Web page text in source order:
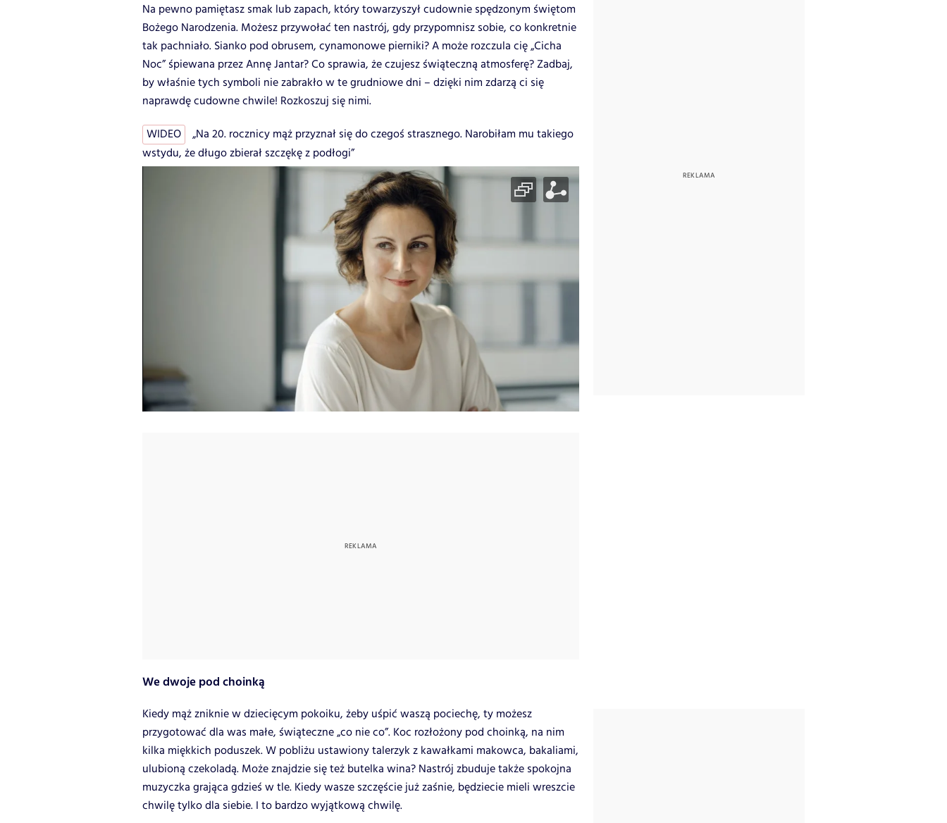
Na pewno pamiętasz smak lub zapach, który towarzyszył cudownie spędzonym świętom
Bożego Narodzenia. Możesz przywołać ten nastrój, gdy przypomnisz sobie, co konkretnie
tak pachniało. Sianko pod obrusem, cynamonowe pierniki? A może rozczula cię „Cicha
Noc” śpiewana przez Annę Jantar? Co sprawia, że czujesz świąteczną atmosferę? Zadbaj,
by właśnie tych symboli nie zabrakło w te grudniowe dni – dzięki nim zdarzą ci się
naprawdę cudowne chwile! Rozkoszuj się nimi.
WIDEO
„Na 20. rocznicy mąż przyznał się do czegoś strasznego. Narobiłam mu takiego
wstydu, że długo zbierał szczękę z podłogi”
We dwoje pod choinką
Kiedy mąż zniknie w dziecięcym pokoiku, żeby uśpić waszą pociechę, ty możesz
przygotować dla was małe, świąteczne „co nie co”. Koc rozłożony pod choinką, na nim
kilka miękkich poduszek. W pobliżu ustawiony talerzyk z kawałkami makowca, bakaliami,
ulubioną czekoladą. Może znajdzie się też butelka wina? Nastrój zbuduje także spokojna
muzyczka grająca gdzieś w tle. Kiedy wasze szczęście już zaśnie, będziecie mieli wreszcie
chwilę tylko dla siebie. I to bardzo wyjątkową chwilę.